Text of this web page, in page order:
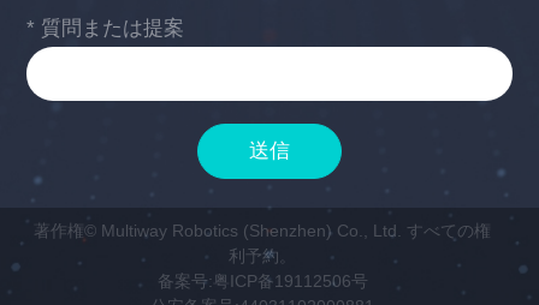
* 質問または提案
送信
著作権© Multiway Robotics (Shenzhen) Co., Ltd. すべての権
利予約。
备案号:粤ICP备19112506号